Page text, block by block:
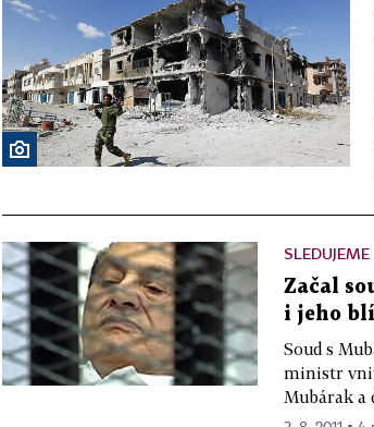
SLEDUJEME
Začal
i jeho
Soud s
ministr
Mubárak a